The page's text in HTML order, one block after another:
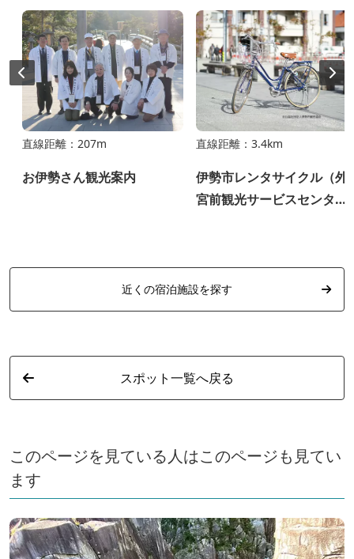
直線距離：207m
お伊勢さん観光案内
直線距離：3.4km
伊勢市レンタサイクル（外
宮前観光サービスセンタ
近くの宿泊施設を探す
スポット一覧へ戻る
このページを見ている人はこのページも見てい
ます